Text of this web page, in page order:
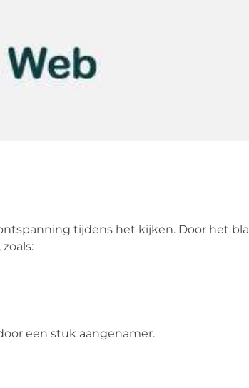
tijdens het kijken. Door het
een stuk aangenamer.